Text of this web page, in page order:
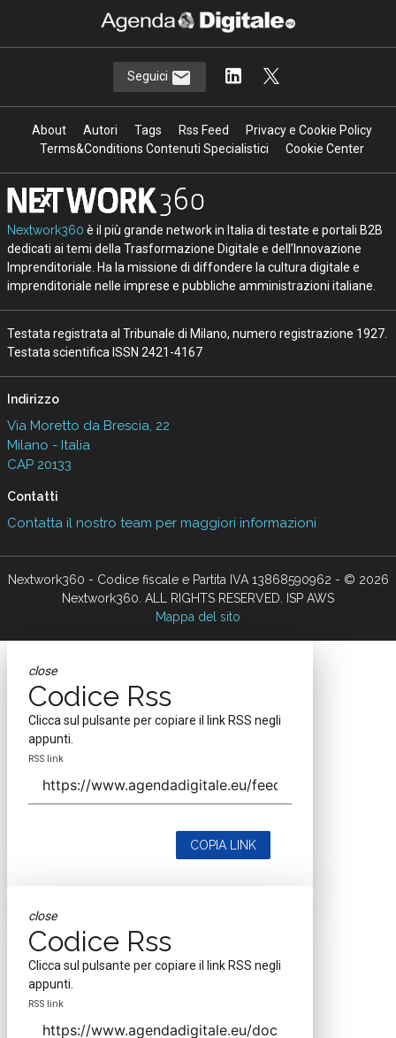
Seguici
About Autori Tags Rss Feed
Privacy e Cookie Policy
Terms&Conditions Contenuti Specialistici
Cookie Center
Nextwork360 è il più grande network in Italia di testate e portali B2B
dedicati ai temi della Trasformazione Digitale e dell’Innovazione
Imprenditoriale. Ha la missione di diffondere la cultura digitale e
imprenditoriale nelle imprese e pubbliche amministrazioni italiane.
Testata registrata al Tribunale di Milano, numero registrazione 1927.
Testata scientifica ISSN 2421-4167
Indirizzo
Via Moretto da Brescia, 22
Milano - Italia
CAP 20133
Contatti
Contatta il nostro team per maggiori informazioni
Nextwork360 - Codice fiscale e Partita IVA 13868590962 - © 2026
Nextwork360. ALL RIGHTS RESERVED. ISP AWS
Mappa del sito
close
Codice Rss
Clicca sul pulsante per copiare il link RSS negli
appunti.
RSS link
COPIA LINK
close
Codice Rss
Clicca sul pulsante per copiare il link RSS negli
appunti.
RSS link